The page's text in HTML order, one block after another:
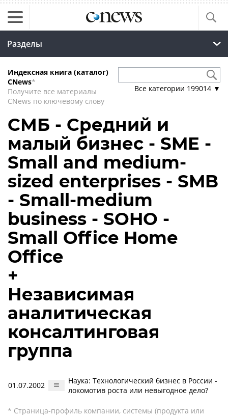
Разделы
Индексная книга (каталог)
CNews*
Получите все материалы
CNews по ключевому слову
Все категории 199014 ▼
СМБ - Средний и
малый бизнес - SME -
Small and medium-
sized enterprises - SMB
- Small-medium
business - SOHO -
Small Office Home
Office
+
Независимая
аналитическая
консалтинговая
группа
01.07.2002
Наука: Технологический бизнес в России -
локомотив роста или невыгодное дело?
* Страница-профиль компании, системы (продукта или